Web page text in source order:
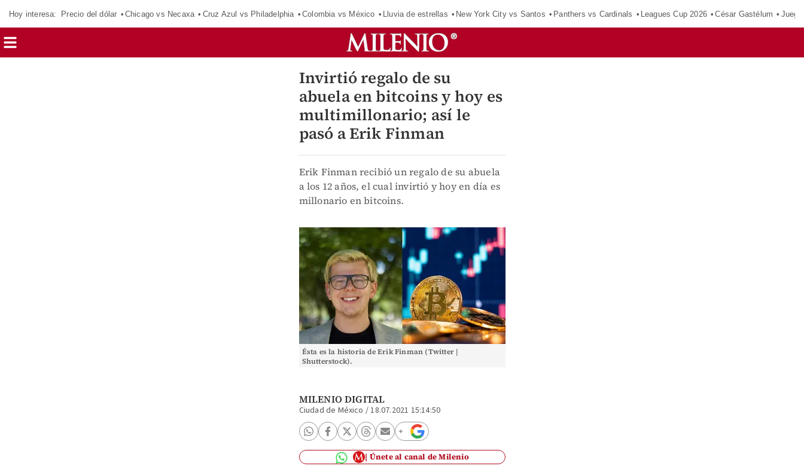
Hoy interesa: Precio del dólar Chicago vs Necaxa Cruz Azul vs Philadelphia Colombia vs México Lluvia de estrellas New York City vs Santos Panthers vs Cardinals Leagues Cup 2026 César Gastélum
Invirtió regalo de su
abuela en bitcoins y hoy es
multimillonario; así le
pasó a Erik Finman
Erik Finman recibió un regalo de su abuela
a los 12 años, el cual invirtió y hoy en día es
millonario en bitcoins.
Ésta es la historia de Erik Finman (Twitter |
Shutterstock).
MILENIO DIGITAL
Ciudad de México /18.07.2021 15:14:50
Únete al canal de Milenio